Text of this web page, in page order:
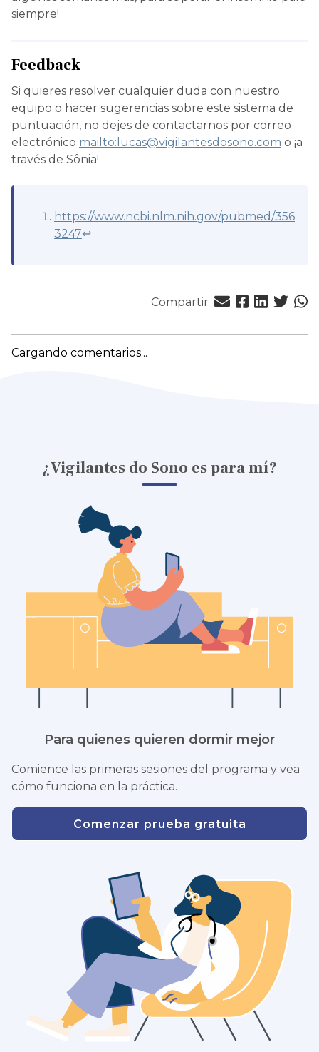
siempre!
Feedback
Si quieres resolver cualquier duda con nuestro
equipo o hacer sugerencias sobre este sistema de
puntuación, no dejes de contactarnos por correo
electrónico mailto:lucas@vigilantesdosono.com o ¡a
través de Sônia!
https://www.ncbi.nlm.nih.gov/pubmed/356
3247↩
Compartir
Cargando comentarios...
¿Vigilantes do Sono es para mí?
Para quienes quieren dormir mejor
Comience las primeras sesiones del programa y vea
cómo funciona en la práctica.
Comenzar prueba gratuita